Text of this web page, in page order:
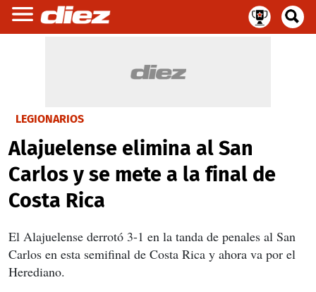
LEGIONARIOS
Alajuelense elimina al San
Carlos y se mete a la final de
Costa Rica
El Alajuelense derrotó 3-1 en la tanda de penales al San
Carlos en esta semifinal de Costa Rica y ahora va por el
Herediano.